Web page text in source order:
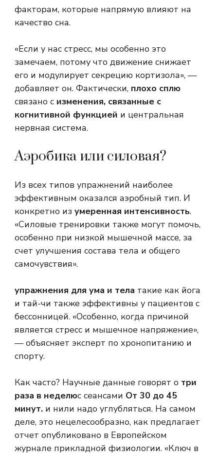
факторам, которые напрямую влияют на
качество сна.
«Если у нас стресс, мы особенно это
замечаем, потому что движение снижает
его и модулирует секрецию кортизола», —
добавляет он. Фактически, плохо сплю
связано с изменения, связанные с
когнитивной функцией и центральная
нервная система.
Аэробика или силовая?
Из всех типов упражнений наиболее
эффективным оказался аэробный тип. И
конкретно из умеренная интенсивность.
«Силовые тренировки также могут помочь,
особенно при низкой мышечной массе, за
счет улучшения состава тела и общего
самочувствия».
упражнения для ума и тела такие как йога
и тай-чи также эффективны у пациентов с
бессонницей. «Особенно, когда причиной
является стресс и мышечное напряжение»,
— объясняет эксперт по хронопитанию и
спорту.
Как часто? Научные данные говорят о три
раза в неделюс сеансами От 30 до 45
минут. и нили надо углубляться. На самом
деле, это нецелесообразно, как предлагает
отчет опубликовано в Европейском
журнале прикладной физиологии. «Ключ в